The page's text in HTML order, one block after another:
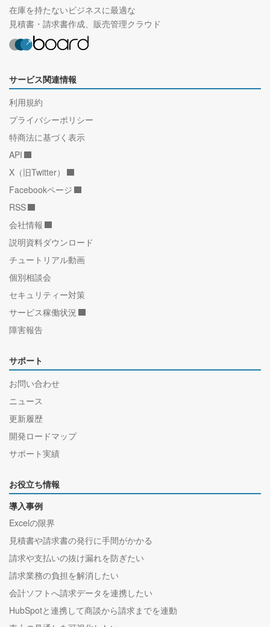
在庫を持たないビジネスに最適な
見積書・請求書作成、販売管理クラウド
サービス関連情報
利用規約
プライバシーポリシー
特商法に基づく表示
API
X（旧Twitter）
Facebookページ
RSS
会社情報
説明資料ダウンロード
チュートリアル動画
個別相談会
セキュリティー対策
サービス稼働状況
障害報告
サポート
お問い合わせ
ニュース
更新履歴
開発ロードマップ
サポート実績
お役立ち情報
導入事例
Excelの限界
見積書や請求書の発行に手間がかかる
請求や支払いの抜け漏れを防ぎたい
請求業務の負担を解消したい
会計ソフトへ請求データを連携したい
HubSpotと連携して商談から請求までを連動